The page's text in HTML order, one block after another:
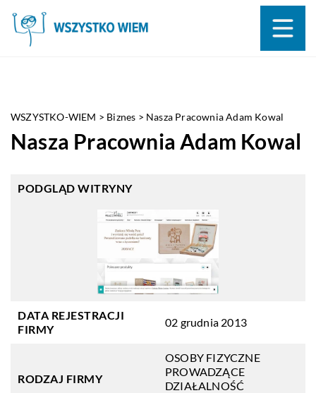
WSZYSTKO-WIEM > Biznes > Nasza Pracownia Adam Kowal
Nasza Pracownia Adam Kowal
PODGLĄD WITRYNY
DATA REJESTRACJI
FIRMY
02 grudnia 2013
RODZAJ FIRMY
OSOBY FIZYCZNE
PROWADZĄCE
DZIAŁALNOŚĆ